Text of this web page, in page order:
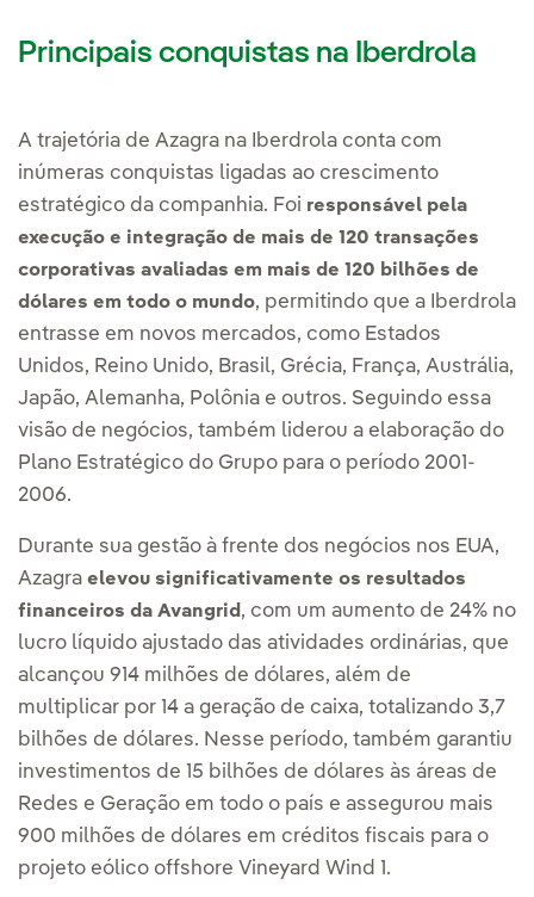
Principais conquistas na Iberdrola
A trajetória de Azagra na Iberdrola conta com
inúmeras conquistas ligadas ao crescimento
estratégico da companhia. Foi responsável pela
execução e integração de mais de 120 transações
corporativas avaliadas em mais de 120 bilhões de
dólares em todo o mundo, permitindo que a Iberdrola
entrasse em novos mercados, como Estados
Unidos, Reino Unido, Brasil, Grécia, França, Austrália,
Japão, Alemanha, Polônia e outros. Seguindo essa
visão de negócios, também liderou a elaboração do
Plano Estratégico do Grupo para o período 2001-
2006.
Durante sua gestão à frente dos negócios nos EUA,
Azagra elevou significativamente os resultados
financeiros da Avangrid , com um aumento de 24% no
lucro líquido ajustado das atividades ordinárias, que
alcançou 914 milhões de dólares, além de
multiplicar por 14 a geração de caixa, totalizando 3,7
bilhões de dólares. Nesse período, também garantiu
investimentos de 15 bilhões de dólares às áreas de
Redes e Geração em todo o país e assegurou mais
900 milhões de dólares em créditos fiscais para o
projeto eólico offshore Vineyard Wind 1.